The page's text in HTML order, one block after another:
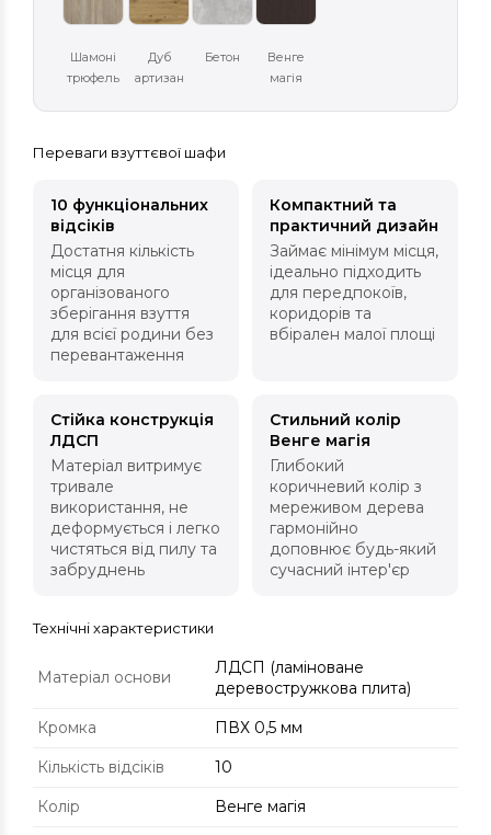
Шамоні
трюфель
Дуб
артизан
Бетон
Венге
магія
Переваги взуттєвої шафи
10 функціональних
відсіків
Достатня кількість
місця для
організованого
зберігання взуття
для всієї родини без
перевантаження
Компактний та
практичний дизайн
Займає мінімум місця,
ідеально підходить
для передпокоїв,
коридорів та
вбірален малої площі
Стійка конструкція
ЛДСП
Матеріал витримує
тривале
використання, не
деформується і легко
чистяться від пилу та
забруднень
Стильний колір
Венге магія
Глибокий
коричневий колір з
мереживом дерева
гармонійно
доповнює будь-який
сучасний інтер'єр
Технічні характеристики
Матеріал основи
ЛДСП (ламіноване
деревостружкова плита)
Кромка
ПВХ 0,5 мм
Кількість відсіків
10
Колір
Венге магія